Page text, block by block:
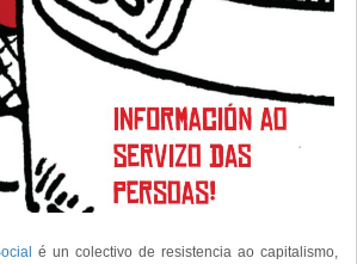
é un colectivo de resistencia ao capitalismo,